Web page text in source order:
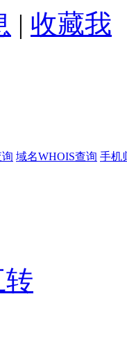
| 收藏我
域名WHOIS查询 手机